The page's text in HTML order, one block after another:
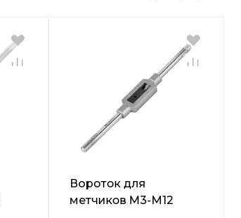
Вороток для
метчиков М3-М12